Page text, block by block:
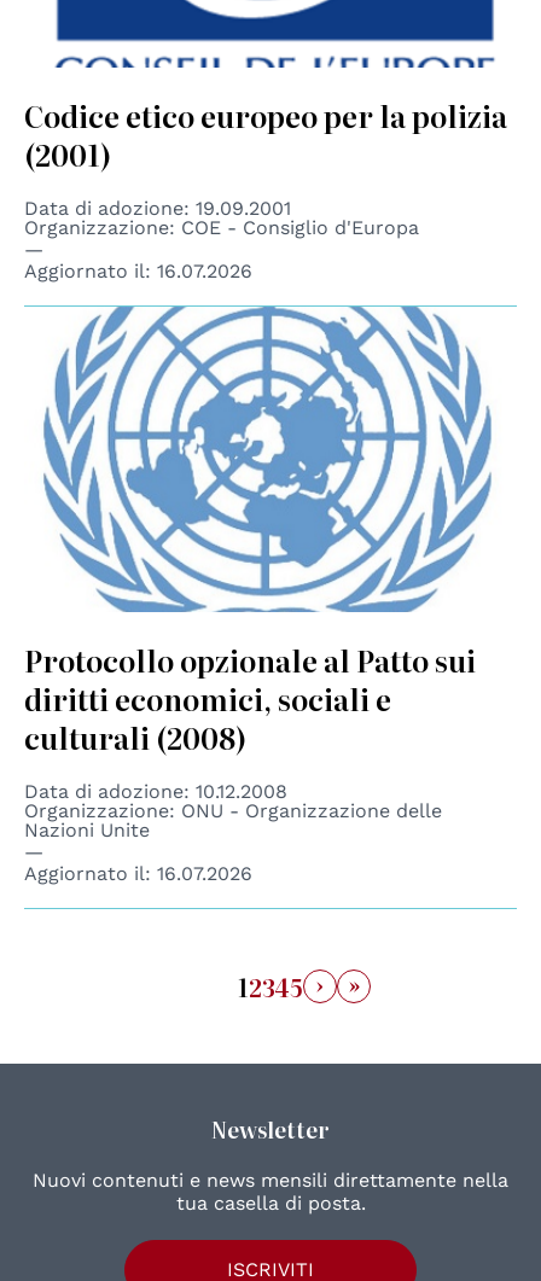
Codice etico europeo per la polizia
(2001)
Data di adozione: 19.09.2001
Organizzazione: COE - Consiglio d'Europa
Aggiornato il: 16.07.2026
Protocollo opzionale al Patto sui
diritti economici, sociali e
culturali (2008)
Data di adozione: 10.12.2008
Organizzazione: ONU - Organizzazione delle
Nazioni Unite
Aggiornato il: 16.07.2026
12345 › »
Newsletter
Nuovi contenuti e news mensili direttamente nella
tua casella di posta.
ISCRIVITI